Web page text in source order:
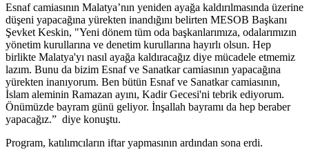
Esnaf camiasının Malatya’nın yeniden ayağa kaldırılmasında üzerine
düşeni yapacağına yürekten inandığını belirten MESOB Başkanı
Şevket Keskin, "Yeni dönem tüm oda başkanlarımıza, odalarımızın
yönetim kurullarına ve denetim kurullarına hayırlı olsun. Hep
birlikte Malatya'yı nasıl ayağa kaldıracağız diye mücadele etmemiz
lazım. Bunu da bizim Esnaf ve Sanatkar camiasının yapacağına
yürekten inanıyorum. Ben bütün Esnaf ve Sanatkar camiasının,
İslam aleminin Ramazan ayını, Kadir Gecesi'ni tebrik ediyorum.
Önümüzde bayram günü geliyor. İnşallah bayramı da hep beraber
yapacağız.” diye konuştu.
Program, katılımcıların iftar yapmasının ardından sona erdi.